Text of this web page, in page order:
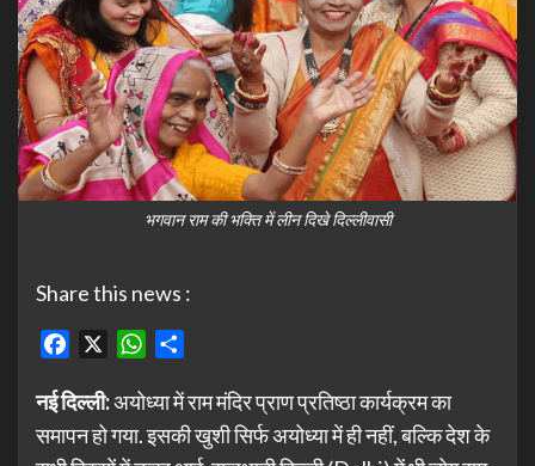
भगवान राम की भक्ति में लीन दिखे दिल्लीवासी
Share this news :
Facebook WhatsApp
नई दिल्ली:अयोध्या में राम मंदिर प्राण प्रतिष्ठा कार्यक्रम का
समापन हो गया. इसकी खुशी सिर्फ अयोध्या में ही नहीं, बल्कि देश के